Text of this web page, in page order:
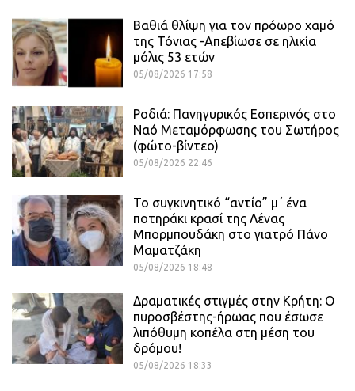
Βαθιά θλίψη για τον πρόωρο χαμό
της Τόνιας -Απεβίωσε σε ηλικία
μόλις 53 ετών
05/08/2026 17:58
Ροδιά: Πανηγυρικός Εσπερινός στο
Ναό Μεταμόρφωσης του Σωτήρος
(φώτο-βίντεο)
05/08/2026 22:46
Το συγκινητικό “αντίο” μ΄ ένα
ποτηράκι κρασί της Λένας
Μπορμπουδάκη στο γιατρό Πάνο
Μαματζάκη
05/08/2026 18:48
Δραματικές στιγμές στην Κρήτη: Ο
πυροσβέστης-ήρωας που έσωσε
λιπόθυμη κοπέλα στη μέση του
δρόμου!
05/08/2026 18:33